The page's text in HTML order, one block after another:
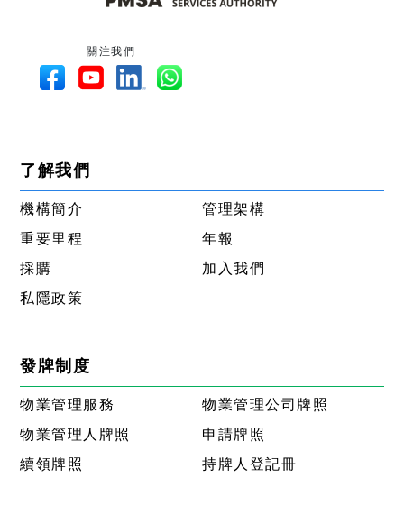
關注我們
了解我們
機構簡介
管理架構
重要里程
年報
採購
加入我們
私隱政策
發牌制度
物業管理服務
物業管理公司牌照
物業管理人牌照
申請牌照
續領牌照
持牌人登記冊